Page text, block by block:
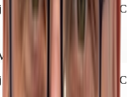
pracy z przetargami dzieli
w Minervie
pracy z przetargami dzieli